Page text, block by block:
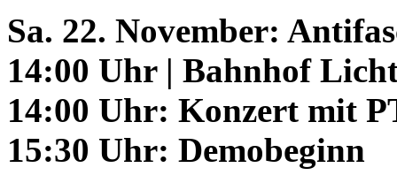
Sa. 22. November:
14:00 Uhr | Bahnhof
14:00 Uhr: Konzert mit
15:30 Uhr: Demobeginn